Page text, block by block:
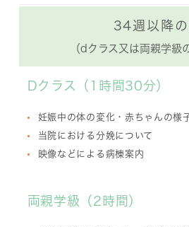
34週以降の
（dクラス又は両親学級
Dクラス（1時間30分）
妊娠中の体の変化・赤ちゃんの様
当院における分娩について
映像などによる病棟案内
両親学級（2時間）